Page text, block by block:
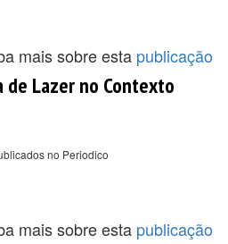
mais sobre esta publicação
de Lazer no Contexto
no Periodico
mais sobre esta publicação